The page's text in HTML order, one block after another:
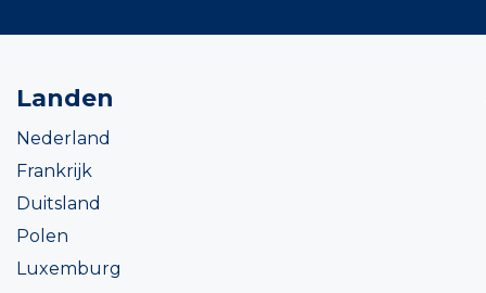
Landen
Nederland
Frankrijk
Duitsland
Polen
Luxemburg